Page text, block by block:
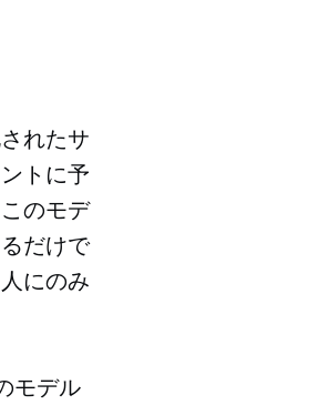
れたサ
トに予
のモデ
だけで
にのみ
モデル